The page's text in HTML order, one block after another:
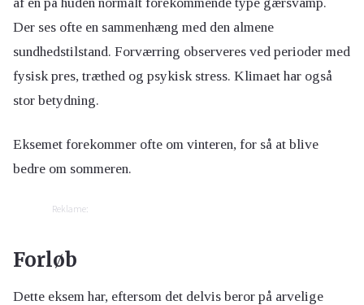
Der ses ofte en sammenhæng med den almene
sundhedstilstand. Forværring observeres ved perioder med
fysisk pres, træthed og psykisk stress. Klimaet har også
stor betydning.
Eksemet forekommer ofte om vinteren, for så at blive
bedre om sommeren.
Reklame:
Forløb
Dette eksem har, eftersom det delvis beror på arvelige